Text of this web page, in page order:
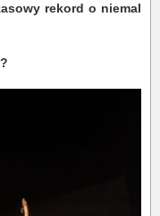
rekord o niemal